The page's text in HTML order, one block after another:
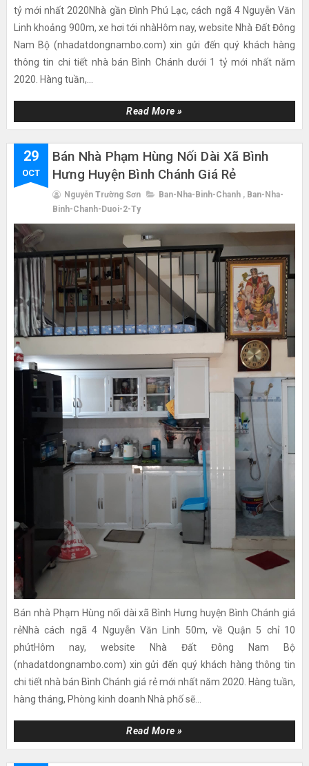
tỷ mới nhất 2020Nhà gần Đình Phú Lạc, cách ngã 4 Nguyễn Văn
Linh khoảng 900m, xe hơi tới nhàHôm nay, website Nhà Đất Đông
Nam Bộ (nhadatdongnambo.com) xin gửi đến quý khách hàng
thông tin chi tiết nhà bán Bình Chánh dưới 1 tỷ mới nhất năm
2020. Hàng tuần,...
Read More »
29
OCT
Bán Nhà Phạm Hùng Nối Dài Xã Bình
Hưng Huyện Bình Chánh Giá Rẻ
Nguyễn Trường Sơn Ban-Nha-Binh-Chanh , Ban-Nha-
Binh-Chanh-Duoi-2-Ty
Bán nhà Phạm Hùng nối dài xã Bình Hưng huyện Bình Chánh giá
rẻNhà cách ngã 4 Nguyễn Văn Linh 50m, về Quận 5 chỉ 10
phútHôm nay, website Nhà Đất Đông Nam Bộ
(nhadatdongnambo.com) xin gửi đến quý khách hàng thông tin
chi tiết nhà bán Bình Chánh giá rẻ mới nhất năm 2020. Hàng tuần,
hàng tháng, Phòng kinh doanh Nhà phố sẽ...
Read More »